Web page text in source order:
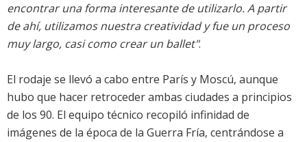
encontrar una forma interesante de utilizarlo. A partir
de ahí, utilizamos nuestra creatividad y fue un proceso
muy largo, casi como crear un ballet".
El rodaje se llevó a cabo entre París y Moscú, aunque
hubo que hacer retroceder ambas ciudades a principios
de los 90. El equipo técnico recopiló infinidad de
imágenes de la época de la Guerra Fría, centrándose a